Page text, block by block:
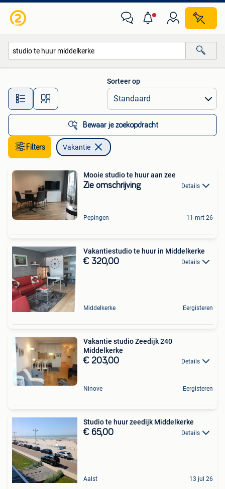
Alle afstanden…
Sorteer op
Bewaar je zoekopdracht
Filters Vakantie
Mooie studio te huur aan zee
Zie omschrijving Details
Pepingen 11 mrt 26
Vakantiestudio te huur in Middelkerke
€ 320,00 Details
Middelkerke Eergisteren
Vakantie studio Zeedijk 240
Middelkerke
€ 203,00 Details
Ninove Eergisteren
Studio te huur zeedijk Middelkerke
€ 65,00 Details
Aalst 13 jul 26